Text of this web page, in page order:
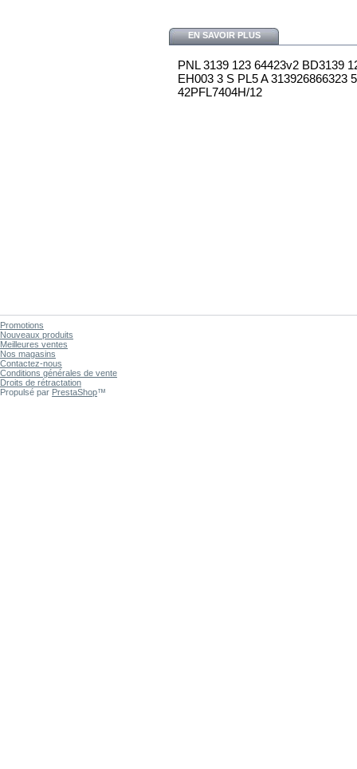
EN SAVOIR PLUS
PNL 3139 123 64423v2 BD3139
EH003 3 S PL5 A 313926866323
42PFL7404H/12
Promotions
Nouveaux produits
Meilleures ventes
Nos magasins
Contactez-nous
Conditions générales de vente
Droits de rétractation
Propulsé par PrestaShop™